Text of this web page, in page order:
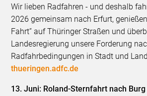
Wir lieben Radfahren - und deshalb
2026 gemeinsam nach Erfurt,
Fahrt” auf Thüringer Straßen und
Landesregierung unsere Forderung
Radfahrbedingungen in Stadt und
thueringen.adfc.de
13. Juni: Roland-Sternfahrt nach Burg